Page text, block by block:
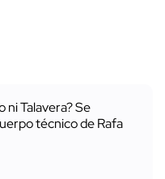
ni Talavera? Se
técnico de Rafa